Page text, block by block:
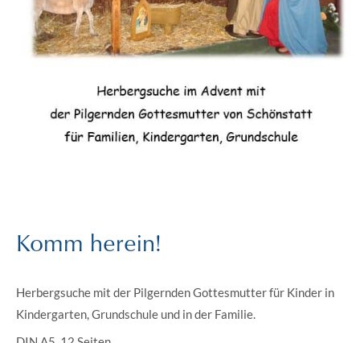
Komm herein!
Herbergsuche mit der Pilgernden Gottesmutter für Kinder in
Kindergarten, Grundschule und in der Familie.